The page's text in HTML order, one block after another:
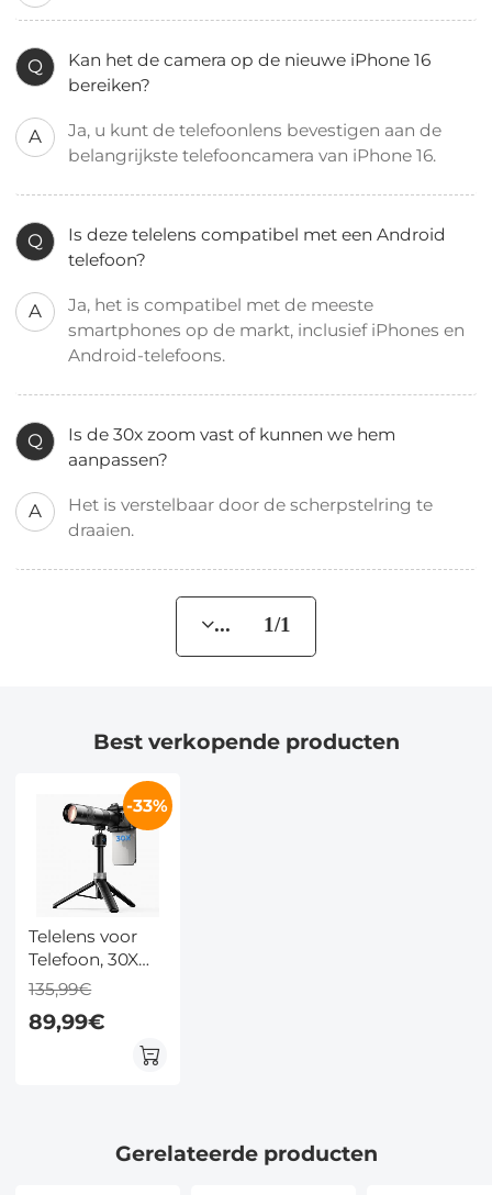
Q
Kan het de camera op de nieuwe iPhone 16
bereiken?
A
Ja, u kunt de telefoonlens bevestigen aan de
belangrijkste telefooncamera van iPhone 16.
Q
Is deze telelens compatibel met een Android
telefoon?
A
Ja, het is compatibel met de meeste
smartphones op de markt, inclusief iPhones en
Android-telefoons.
Q
Is de 30x zoom vast of kunnen we hem
aanpassen?
A
Het is verstelbaar door de scherpstelring te
draaien.
... 1/1
Best verkopende producten
-33%
Telelens voor
Telefoon, 30X
Superzoom,
720mm
Brandpuntsafstand,
135,99€
89,99€
Gerelateerde producten